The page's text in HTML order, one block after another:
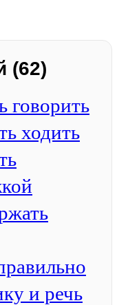
(62)
говорить
ходить
и речь